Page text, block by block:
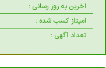
اخرین به روز رسانی :
امیتاز کسب شده :
تعداد آگهی :